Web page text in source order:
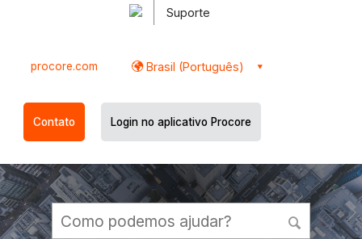
Suporte
procore.com Brasil (Português)
Contato Login no aplicativo Procore